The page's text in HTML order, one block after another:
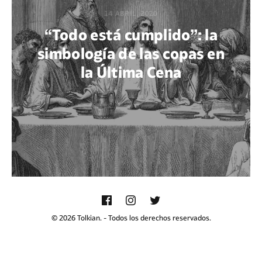
14 ABRIL, 2020
“Todo está cumplido”: la
simbología de las copas en
la Última Cena
POR GABRIEL M. ACUÑA
© 2026 Tolkian. - Todos los derechos reservados.